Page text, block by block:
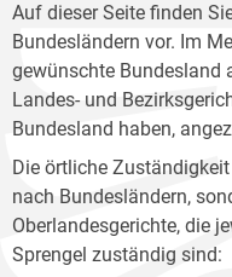
Auf dieser Seite finden
Bundesländern vor. Im
gewünschte Bundesland
Landes- und
Bundesland haben,
Die örtliche
nach Bundesländern,
Oberlandesgerichte, die
Sprengel zuständig sind: